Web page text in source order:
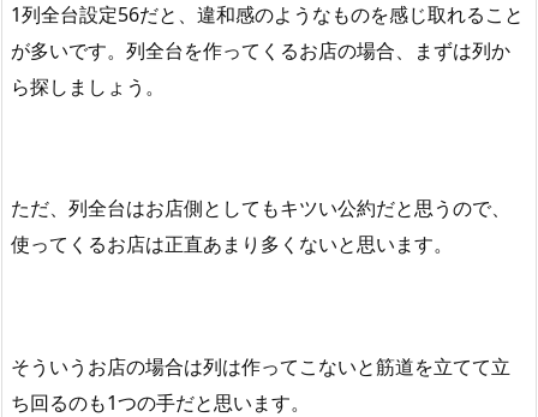
1列全台設定56だと、違和感のようなものを感じ取れること
が多いです。列全台を作ってくるお店の場合、まずは列か
ら探しましょう。
ただ、列全台はお店側としてもキツい公約だと思うので、
使ってくるお店は正直あまり多くないと思います。
そういうお店の場合は列は作ってこないと筋道を立てて立
ち回るのも1つの手だと思います。